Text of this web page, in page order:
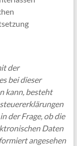
der
bei dieser
kann, besteht
der Frage, ob die
Daten
angesehen